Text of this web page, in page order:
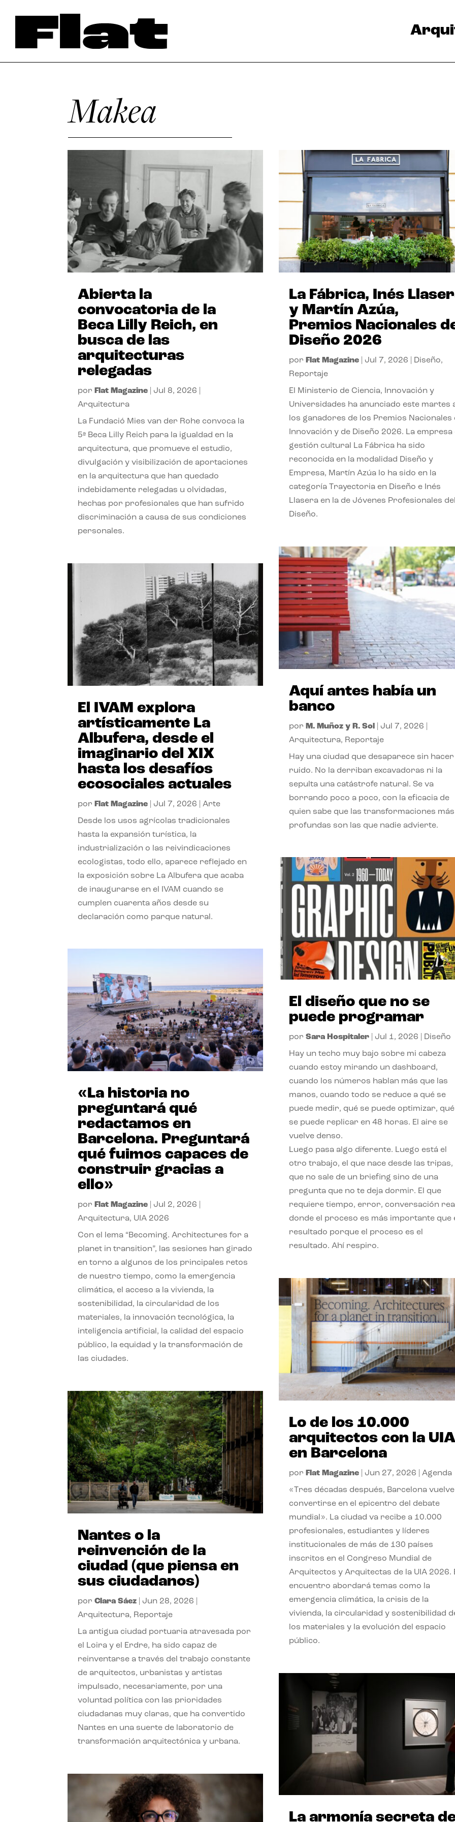
Makea
Abierta la
convocatoria de la
Beca Lilly Reich, en
busca de las
arquitecturas
relegadas
por Flat Magazine Jul 8, 2026
Arquitectura
La Fundació Mies van der Rohe convoca la
5ª Beca Lilly Reich para la igualdad en la
arquitectura, que promueve el estudio,
divulgación y visibilización de aportaciones
en la arquitectura que han quedado
indebidamente relegadas u olvidadas,
hechas por profesionales que han sufrido
discriminación a causa de sus condiciones
personales.
El IVAM explora
artísticamente La
Albufera, desde el
imaginario del XIX
hasta los desafíos
ecosociales actuales
por Flat Magazine Jul 7, 2026 |Arte
Desde los usos agrícolas tradicionales
hasta la expansión turística, la
industrialización o las reivindicaciones
ecologistas, todo ello, aparece reflejado en
la exposición sobre La Albufera que acaba
de inaugurarse en el IVAM cuando se
cumplen cuarenta años desde su
declaración como parque natural.
«La historia no
preguntará qué
redactamos en
Barcelona. Preguntará
qué fuimos capaces de
construir gracias a
ello»
por Flat Magazine Jul 2, 2026
Arquitectura, UIA 2026
Con el lema “Becoming. Architectures for a
planet in transition”, las sesiones han girado
en torno a algunos de los principales retos
de nuestro tiempo, como la emergencia
climática, el acceso a la vivienda, la
sostenibilidad, la circularidad de los
materiales, la innovación tecnológica, la
inteligencia artificial, la calidad del espacio
público, la equidad y la transformación de
las ciudades.
Nantes o la
reinvención de la
ciudad (que piensa en
sus ciudadanos)
porClara Sáez Jun 28, 2026
Arquitectura, Reportaje
La antigua ciudad portuaria atravesada por
el Loira y el Erdre, ha sido capaz de
reinventarse a través del trabajo constante
de arquitectos, urbanistas y artistas
impulsado, necesariamente, por una
voluntad política con las prioridades
ciudadanas muy claras, que ha convertido
Nantes en una suerte de laboratorio de
transformación arquitectónica y urbana.
La Fábrica, Inés
y Martín Azúa,
Premios Nacionales
Diseño 2026
por Flat Magazine| Jul 7, 2026 Diseño,
Reportaje
El Ministerio de Ciencia, Innovación y
Universidades ha anunciado este martes
los ganadores de los Premios Nacionales
Innovación y de Diseño 2026. La empresa
gestión cultural La Fábrica ha sido
reconocida en la modalidad Diseño y
Empresa, Martín Azúa lo ha sido en la
categoría Trayectoria en Diseño e Inés
Llasera en la de Jóvenes Profesionales
Diseño.
Aquí antes había un
banco
por M. Muñoz y R. Sol Jul 7, 2026
Arquitectura, Reportaje
Hay una ciudad que desaparece sin hacer
ruido. No la derriban excavadoras ni la
sepulta una catástrofe natural. Se va
borrando poco a poco, con la eficacia de
quien sabe que las transformaciones más
profundas son las que nadie advierte.
El diseño que no se
puede programar
por Sara Hospitaler| Jul 1, 2026 Diseño
Hay un techo muy bajo sobre mi cabeza
cuando estoy mirando un dashboard,
cuando los números hablan más que las
manos, cuando todo se reduce a qué se
puede medir, qué se puede optimizar, qué
se puede replicar en 48 horas. El aire se
vuelve denso.
Luego pasa algo diferente. Luego está el
otro trabajo, el que nace desde las tripas,
que no sale de un briefing sino de una
pregunta que no te deja dormir. El que
requiere tiempo, error, conversación
donde el proceso es más importante que
resultado porque el proceso es el
resultado. Ahí respiro.
Lo de los 10.000
arquitectos con la UIA
en Barcelona
por Flat Magazine| Jun 27, 2026 Agenda
«Tres décadas después, Barcelona vuelve
convertirse en el epicentro del debate
mundial». La ciudad va recibe a 10.000
profesionales, estudiantes y líderes
institucionales de más de 130 países
inscritos en el Congreso Mundial de
Arquitectos y Arquitectas de la UIA 2026.
encuentro abordará temas como la
emergencia climática, la crisis de la
vivienda, la circularidad y sostenibilidad
los materiales y la evolución del espacio
público.
La armonía secreta